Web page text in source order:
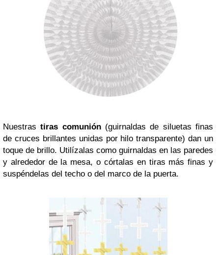
Nuestrastiras comunión(guirnaldas de siluetas finas
de cruces brillantes unidas por hilo transparente) dan un
toque de brillo. Utilízalas como guirnaldas en las paredes
y alrededor de la mesa, o córtalas en tiras más finas y
suspéndelas del techo o del marco de la puerta.